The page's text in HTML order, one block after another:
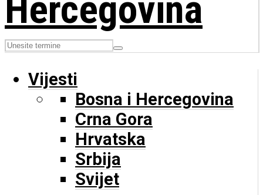
Vijesti
Bosna i Hercegovina
Crna Gora
Hrvatska
Srbija
Svijet